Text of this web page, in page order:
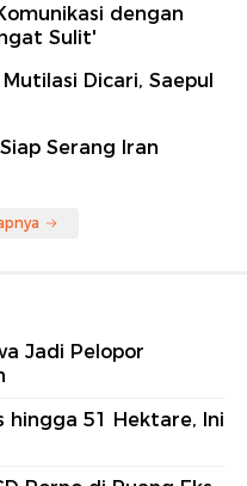
dengan
Sulit'
Dicari, Saepul
Serang Iran
Jadi Pelopor
hingga 51 Hektare, Ini